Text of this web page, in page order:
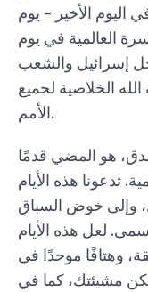
اليوم الأخير - يوم
العالمية في يوم
ساعة من أجل إسرائيل والشعب
الخلاصية لجميع
الأمم.
هو المضي قدمًا
تدعونا هذه الأيام
وإلى خوض السباق
لعل هذه الأيام
وهتافًا موحدًا في
مشيئتك، كما في